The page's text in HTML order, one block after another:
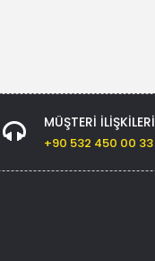
MÜŞTERI İLIŞKILERI
+90 532 450 00 33